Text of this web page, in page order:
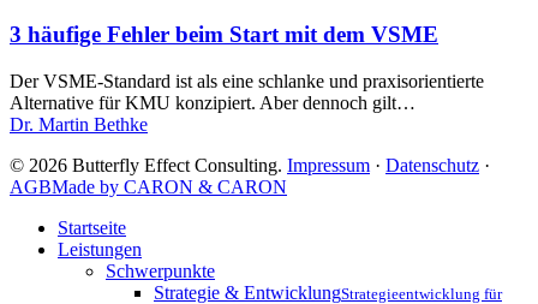
beim
Start
mit
dem
VSME
3 häufige Fehler beim Start mit dem VSME
Der VSME-Standard ist als eine schlanke und praxisorientierte
Alternative für KMU konzipiert. Aber dennoch gilt…
Dr. Martin Bethke
© 2026 Butterfly Effect Consulting. Impressum · Datenschutz ·
AGBMade by CARON & CARON
Close
Menu
Startseite
Leistungen
Schwerpunkte
Strategie & EntwicklungStrategieentwicklung für